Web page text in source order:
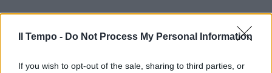
Il Tempo - Do Not Process My Personal Information
If you wish to opt-out of the sale, sharing to third parties, or